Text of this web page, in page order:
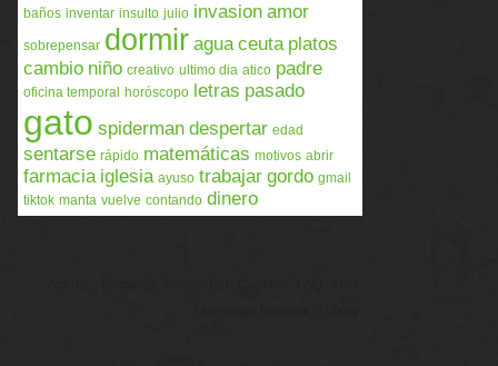
baños inventar insulto julio invasion amor
sobrepensar dormir agua ceuta platos
cambio niño creativo ultimo dia atico padre
oficina temporal horóscopo letras pasado
gato spiderman despertar edad
sentarse rápido matemáticas motivos abrir
farmacia iglesia ayuso trabajar gordo gmail
tiktok manta vuelve contando dinero